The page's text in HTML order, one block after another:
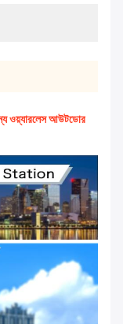
ওয়্যারলেস আউটডোর